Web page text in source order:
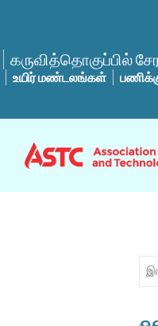
கருவித்தொகுப்பில்
உயிர் மண்டலங்கள்